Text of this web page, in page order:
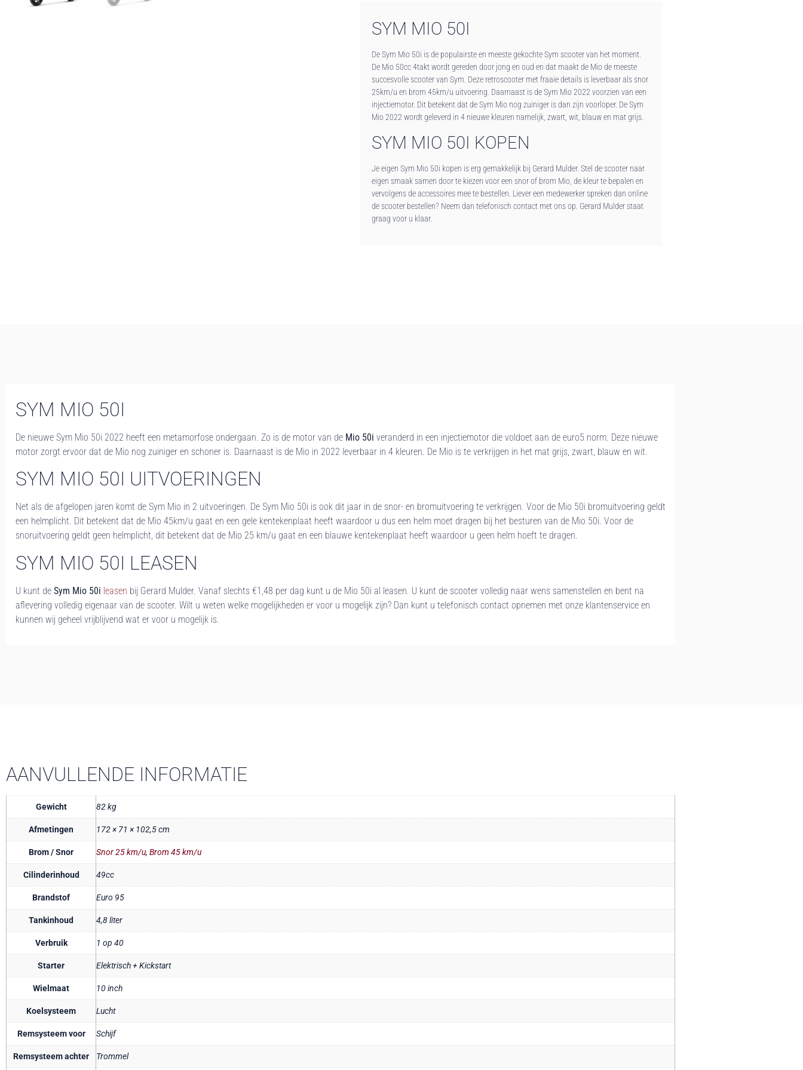
SYM MIO 50I
De Sym Mio 50i is de populairste en meeste gekochte Sym scooter van het moment.
De Mio 50cc 4takt wordt gereden door jong en oud en dat maakt de Mio de meeste
succesvolle scooter van Sym. Deze retroscooter met fraaie details is leverbaar als snor
25km/u en brom 45km/u uitvoering. Daarnaast is de Sym Mio 2022 voorzien van een
injectiemotor. Dit betekent dat de Sym Mio nog zuiniger is dan zijn voorloper. De Sym
Mio 2022 wordt geleverd in 4 nieuwe kleuren namelijk, zwart, wit, blauw en mat grijs.
SYM MIO 50I KOPEN
Je eigen Sym Mio 50i kopen is erg gemakkelijk bij Gerard Mulder. Stel de scooter naar
eigen smaak samen door te kiezen voor een snor of brom Mio, de kleur te bepalen en
vervolgens de accessoires mee te bestellen. Liever een medewerker spreken dan online
de scooter bestellen? Neem dan telefonisch contact met ons op. Gerard Mulder staat
graag voor u klaar.
SYM MIO 50I
De nieuwe Sym Mio 50i 2022 heeft een metamorfose ondergaan. Zo is de motor van de Mio 50i veranderd in een injectiemotor die voldoet aan de euro5 norm. Deze nieuwe
motor zorgt ervoor dat de Mio nog zuiniger en schoner is. Daarnaast is de Mio in 2022 leverbaar in 4 kleuren. De Mio is te verkrijgen in het mat grijs, zwart, blauw en wit.
SYM MIO 50I UITVOERINGEN
Net als de afgelopen jaren komt de Sym Mio in 2 uitvoeringen. De Sym Mio 50i is ook dit jaar in de snor- en bromuitvoering te verkrijgen. Voor de Mio 50i bromuitvoering geldt
een helmplicht. Dit betekent dat de Mio 45km/u gaat en een gele kentekenplaat heeft waardoor u dus een helm moet dragen bij het besturen van de Mio 50i. Voor de
snoruitvoering geldt geen helmplicht, dit betekent dat de Mio 25 km/u gaat en een blauwe kentekenplaat heeft waardoor u geen helm hoeft te dragen.
SYM MIO 50I LEASEN
U kunt de Sym Mio 50i leasen bij Gerard Mulder. Vanaf slechts €1,48 per dag kunt u de Mio 50i al leasen. U kunt de scooter volledig naar wens samenstellen en bent na
aflevering volledig eigenaar van de scooter. Wilt u weten welke mogelijkheden er voor u mogelijk zijn? Dan kunt u telefonisch contact opnemen met onze klantenservice en
kunnen wij geheel vrijblijvend wat er voor u mogelijk is.
AANVULLENDE INFORMATIE
Gewicht 82 kg
Afmetingen 172 × 71 × 102,5 cm
Brom / Snor Snor 25 km/u, Brom 45 km/u
Cilinderinhoud 49cc
Brandstof Euro 95
Tankinhoud 4,8 liter
Verbruik 1 op 40
Starter Elektrisch + Kickstart
Wielmaat 10 inch
Koelsysteem Lucht
Remsysteem voor Schijf
Remsysteem achter Trommel